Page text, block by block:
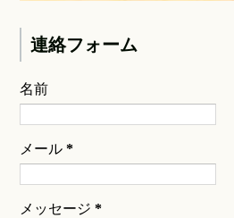
連絡フォーム
名前
メール*
メッセージ*